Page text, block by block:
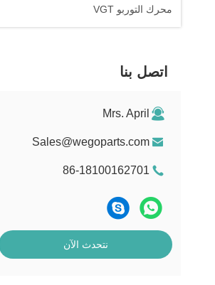
محرك التوربو VGT
اتصل بنا
Mrs. April
Sales@wegoparts.com
86-18100162701
نتحدث الآن